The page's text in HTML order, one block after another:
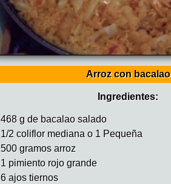
Arroz con bacalao
Ingredientes:
468 g de bacalao salado
1/2 coliflor mediana o 1 Pequeña
500 gramos arroz
1 pimiento rojo grande
6 ajos tiernos